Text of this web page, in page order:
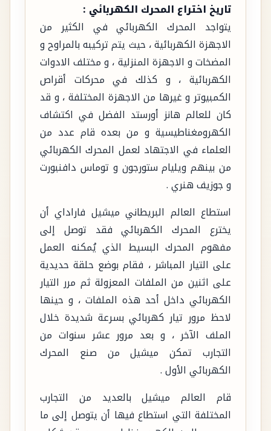
تاريخ اختراع المحرك الكهربائي :
يتواجد المحرك الكهربائي في الكثير من
الاجهزة الكهربائية ، حيث يتم تركيبه بالمراوح و
المضخات و الاجهزة المنزلية ، و مختلف الادوات
الكهربائية ، و كذلك في محركات أقراص
الكمبيوتر و غيرها من الاجهزة المختلفة ، و قد
كان للعالم هانز أورستد الفضل في اكتشاف
الكهرومغناطيسية و من بعده قام عدد من
العلماء في الاجتهاد لعمل المحرك الكهربائي
من بينهم ويليام ستورجون و توماس دافنبورت
و جوزيف هنري .
استطاع العالم البريطاني ميشيل فاراداي أن
يخترع المحرك الكهربائي فقد توصل إلى
مفهوم المحرك البسيط الذي يُمكنه العمل
على التيار المباشر ، فقام بوضع حلقة حديدية
على اثنين من الملفات المعزولة ثم مرر التيار
الكهربائي داخل أحد هذه الملفات ، و حينها
لاحظ مرور تيار كهربائي بسرعة شديدة خلال
الملف الآخر ، و بعد مرور عشر سنوات من
التجارب تمكن ميشيل من صنع المحرك
الكهربائي الأول .
قام العالم ميشيل بالعديد من التجارب
المختلفة التي استطاع فيها أن يتوصل إلى ما